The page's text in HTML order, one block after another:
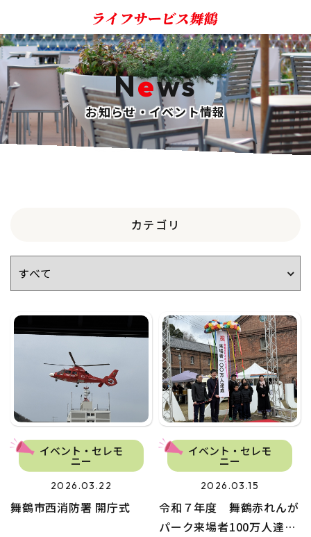
News
お知らせ・イベント情報
カテゴリ
イベント・セレモ
ニー
2026.03.22
舞鶴市西消防署 開庁式
イベント・セレモ
ニー
2026.03.15
令和７年度 舞鶴赤れんが
パーク来場者100万人達